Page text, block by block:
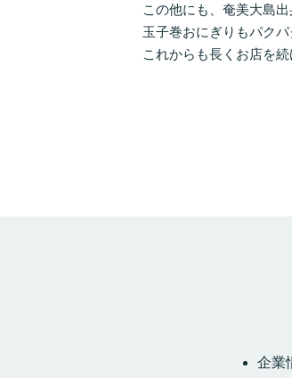
この他にも、奄美大島出
玉子巻おにぎりもパク
これからも長くお店を続
企業